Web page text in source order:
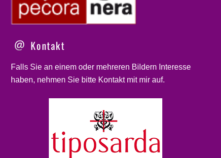
Kontakt
Falls Sie an einem oder mehreren Bildern Interesse
haben, nehmen Sie bitte Kontaktmit mir auf.